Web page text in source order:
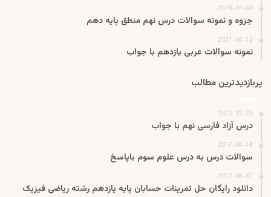
2018-01-04
جزوه و نمونه سوالات درس نهم منطق پایه دهم
2021-04-12
نمونه سوالات عربی یازدهم با جواب
پربازدیدترین مطالب
2022-12-26
درس آزاد فارسی نهم با جواب
2017-04-14
سوالات درس به درس علوم سوم باپاسخ
2017-08-07
دانلود رایگان حل تمرینات حسابان پایه یازدهم رشته ریاضی فیزیک